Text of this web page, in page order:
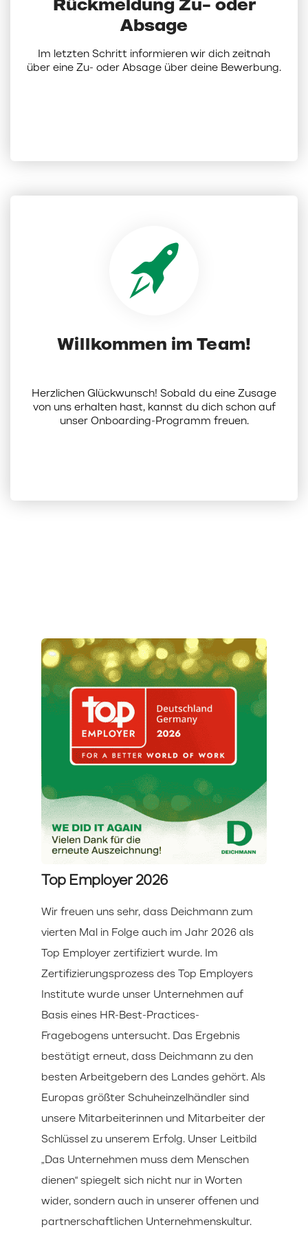
Rückmeldung Zu- oder
Absage
Im letzten Schritt informieren wir dich zeitnah
über eine Zu- oder Absage über deine Bewerbung.
Willkommen im Team!
Herzlichen Glückwunsch! Sobald du eine Zusage
von uns erhalten hast, kannst du dich schon auf
unser Onboarding-Programm freuen.
Top Employer 2026
Wir freuen uns sehr, dass Deichmann zum
vierten Mal in Folge auch im Jahr 2026 als
Top Employer zertifiziert wurde. Im
Zertifizierungsprozess des Top Employers
Institute wurde unser Unternehmen auf
Basis eines HR-Best-Practices-
Fragebogens untersucht. Das Ergebnis
bestätigt erneut, dass Deichmann zu den
besten Arbeitgebern des Landes gehört. Als
Europas größter Schuheinzelhändler sind
unsere Mitarbeiterinnen und Mitarbeiter der
Schlüssel zu unserem Erfolg. Unser Leitbild
„Das Unternehmen muss dem Menschen
dienen“ spiegelt sich nicht nur in Worten
wider, sondern auch in unserer offenen und
partnerschaftlichen Unternehmenskultur.